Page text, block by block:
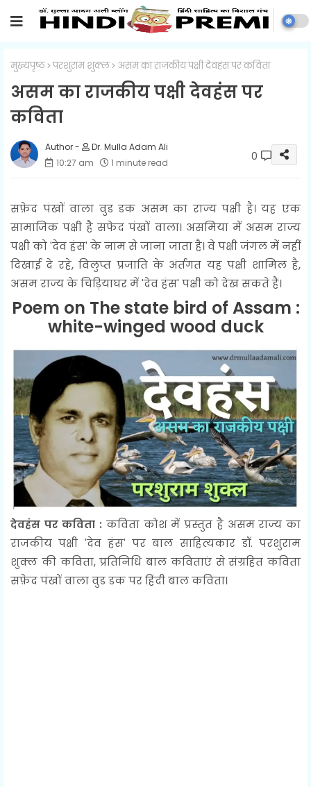
मुख्यपृष्ठ परशुराम शुक्ल असम का राजकीय पक्षी देवहंस पर कविता
असम का राजकीय पक्षी देवहंस पर
कविता
Dr. Mulla Adam Ali
10:27 am
1 minute read 0
सफ़ेद पंखों वाला वुड डक असम का राज्य पक्षी है। यह एक
सामाजिक पक्षी है सफेद पंखों वाला। असमिया में असम राज्य
पक्षी को 'देव हंस' के नाम से जाना जाता है। वे पक्षी जंगल में नहीं
दिखाई दे रहे, विलुप्त प्रजाति के अंर्तगत यह पक्षी शामिल है,
असम राज्य के चिड़ियाघर में 'देव हंस' पक्षी को देख सकते हैं।
Poem on The state bird of Assam :
white-winged wood duck
देवहंस पर कविता : कविता कोश में प्रस्तुत है असम राज्य का
राजकीय पक्षी 'देव हंस' पर बाल साहित्यकार डॉ. परशुराम
शुक्ल की कविता, प्रतिनिधि बाल कविताएं से संग्रहित कविता
सफ़ेद पंखों वाला वुड डक पर हिंदी बाल कविता।